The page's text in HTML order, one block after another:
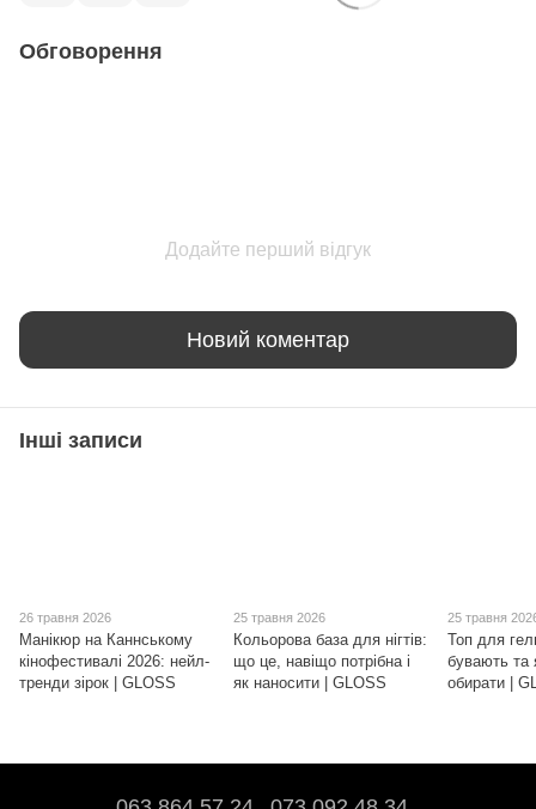
Обговорення
Додайте перший відгук
Новий коментар
Інші записи
26 травня 2026
Манікюр на Каннському
кінофестивалі 2026: нейл-
тренди зірок | GLOSS
25 травня 2026
Кольорова база для нігтів:
що це, навіщо потрібна і
як наносити | GLOSS
25 травня
Топ для
бувають та
обирати |